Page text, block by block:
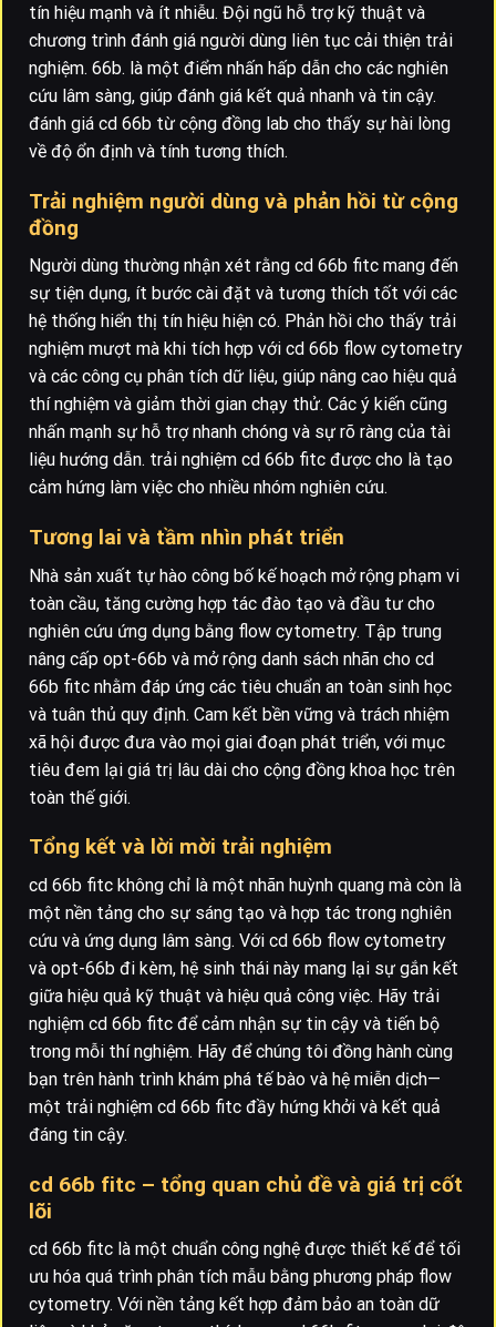
tín hiệu mạnh và ít nhiễu. Đội ngũ hỗ trợ kỹ thuật và
chương trình đánh giá người dùng liên tục cải thiện trải
nghiệm. 66b. là một điểm nhấn hấp dẫn cho các nghiên
cứu lâm sàng, giúp đánh giá kết quả nhanh và tin cậy.
đánh giá cd 66b từ cộng đồng lab cho thấy sự hài lòng
về độ ổn định và tính tương thích.
Trải nghiệm người dùng và phản hồi từ cộng
đồng
Người dùng thường nhận xét rằng cd 66b fitc mang đến
sự tiện dụng, ít bước cài đặt và tương thích tốt với các
hệ thống hiển thị tín hiệu hiện có. Phản hồi cho thấy trải
nghiệm mượt mà khi tích hợp với cd 66b flow cytometry
và các công cụ phân tích dữ liệu, giúp nâng cao hiệu quả
thí nghiệm và giảm thời gian chạy thử. Các ý kiến cũng
nhấn mạnh sự hỗ trợ nhanh chóng và sự rõ ràng của tài
liệu hướng dẫn. trải nghiệm cd 66b fitc được cho là tạo
cảm hứng làm việc cho nhiều nhóm nghiên cứu.
Tương lai và tầm nhìn phát triển
Nhà sản xuất tự hào công bố kế hoạch mở rộng phạm vi
toàn cầu, tăng cường hợp tác đào tạo và đầu tư cho
nghiên cứu ứng dụng bằng flow cytometry. Tập trung
nâng cấp opt-66b và mở rộng danh sách nhãn cho cd
66b fitc nhằm đáp ứng các tiêu chuẩn an toàn sinh học
và tuân thủ quy định. Cam kết bền vững và trách nhiệm
xã hội được đưa vào mọi giai đoạn phát triển, với mục
tiêu đem lại giá trị lâu dài cho cộng đồng khoa học trên
toàn thế giới.
Tổng kết và lời mời trải nghiệm
cd 66b fitc không chỉ là một nhãn huỳnh quang mà còn là
một nền tảng cho sự sáng tạo và hợp tác trong nghiên
cứu và ứng dụng lâm sàng. Với cd 66b flow cytometry
và opt-66b đi kèm, hệ sinh thái này mang lại sự gắn kết
giữa hiệu quả kỹ thuật và hiệu quả công việc. Hãy trải
nghiệm cd 66b fitc để cảm nhận sự tin cậy và tiến bộ
trong mỗi thí nghiệm. Hãy để chúng tôi đồng hành cùng
bạn trên hành trình khám phá tế bào và hệ miễn dịch—
một trải nghiệm cd 66b fitc đầy hứng khởi và kết quả
đáng tin cậy.
cd 66b fitc – tổng quan chủ đề và giá trị cốt
lõi
cd 66b fitc là một chuẩn công nghệ được thiết kế để tối
ưu hóa quá trình phân tích mẫu bằng phương pháp flow
cytometry. Với nền tảng kết hợp đảm bảo an toàn dữ